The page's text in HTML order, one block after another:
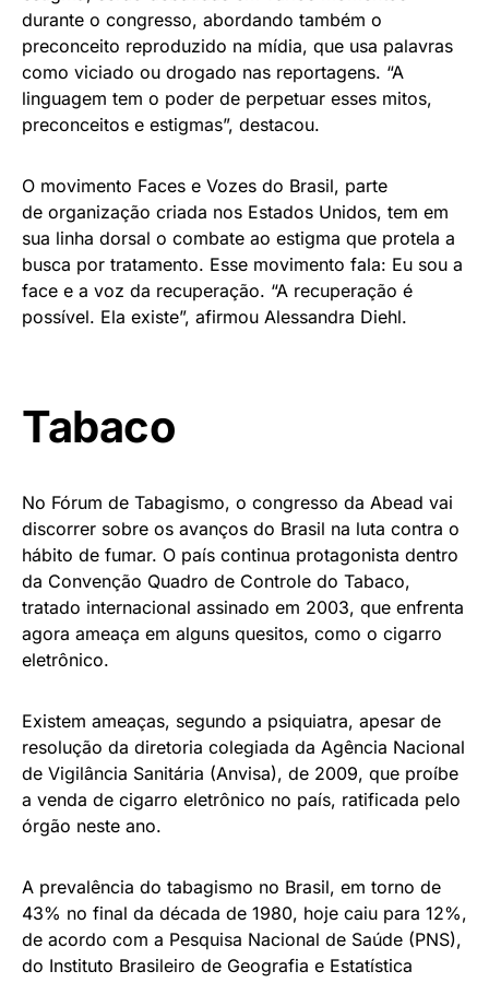
durante o congresso, abordando também o
preconceito reproduzido na mídia, que usa palavras
como viciado ou drogado nas reportagens. “A
linguagem tem o poder de perpetuar esses mitos,
preconceitos e estigmas”, destacou.
O movimento Faces e Vozes do Brasil, parte
de organização criada nos Estados Unidos, tem em
sua linha dorsal o combate ao estigma que protela a
busca por tratamento. Esse movimento fala: Eu sou a
face e a voz da recuperação. “A recuperação é
possível. Ela existe”, afirmou Alessandra Diehl.
Tabaco
No Fórum de Tabagismo, o congresso da Abead vai
discorrer sobre os avanços do Brasil na luta contra o
hábito de fumar. O país continua protagonista dentro
da Convenção Quadro de Controle do Tabaco,
tratado internacional assinado em 2003, que enfrenta
agora ameaça em alguns quesitos, como o cigarro
eletrônico.
Existem ameaças, segundo a psiquiatra, apesar de
resolução da diretoria colegiada da Agência Nacional
de Vigilância Sanitária (Anvisa), de 2009, que proíbe
a venda de cigarro eletrônico no país, ratificada pelo
órgão neste ano.
A prevalência do tabagismo no Brasil, em torno de
43% no final da década de 1980, hoje caiu para 12%,
de acordo com a Pesquisa Nacional de Saúde (PNS),
do Instituto Brasileiro de Geografia e Estatística